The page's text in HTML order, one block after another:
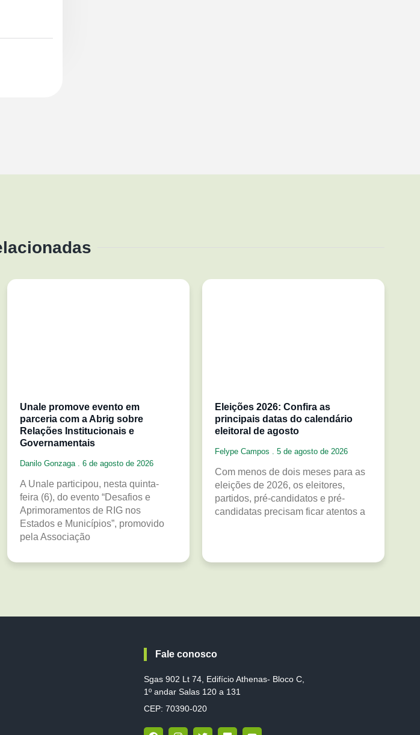
Unale promove evento em
parceria com a Abrig sobre
Relações Institucionais e
Governamentais
Danilo Gonzaga 6 de agosto de 2026
A Unale participou, nesta quinta-
feira (6), do evento “Desafios e
Aprimoramentos de RIG nos
Estados e Municípios”, promovido
pela Associação
Eleições 2026: Confira as
principais datas do calendário
eleitoral de agosto
Felype Campos 5 de agosto de 2026
Com menos de dois meses para as
eleições de 2026, os eleitores,
partidos, pré-candidatos e pré-
candidatas precisam ficar atentos a
Fale conosco
Sgas 902 Lt 74, Edifício Athenas- Bloco C,
1º andar Salas 120 a 131
CEP: 70390-020